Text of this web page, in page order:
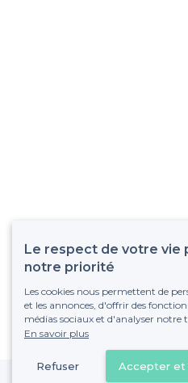
Le respect de votre vie
notre priorité
Les cookies nous permettent de
et les annonces, d'offrir des
médias sociaux et d'analyser notre
En savoir plus
Refuser Accepter et